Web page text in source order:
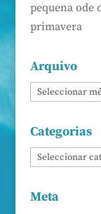
pequena ode
primavera
Arquivo
Categorias
Meta